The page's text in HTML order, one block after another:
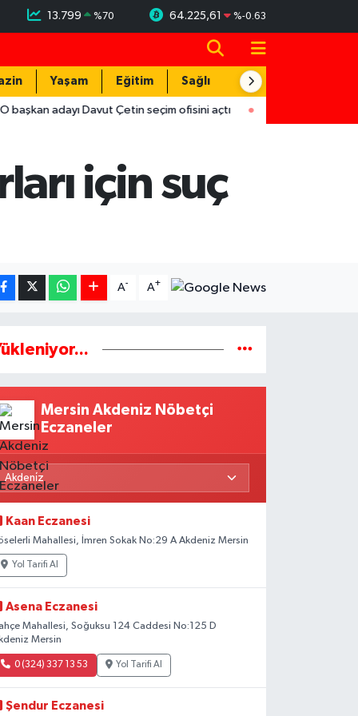
13.799 %70 64.225,61 %-0.63
Yaşam Eğitim Sağlık Teknoloji
Davut Çetin seçim ofisini açtı 17:29Hırsızlar trafodaki
için suç
A- A+
Mersin Akdeniz Nöbetçi
Eczaneler
Kaan Eczanesi
Mahallesi, İmren Sokak No:29 A Akdeniz Mersin
Yol Tarifi Al
Asena Eczanesi
Mahallesi, Soğuksu 124 Caddesi No:125 D
Mersin
0 (324) 337 13 53 Yol Tarifi Al
Şendur Eczanesi